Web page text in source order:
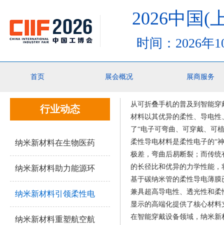
2026中国(
时间：2026年
首页 展会概况 展商服务
你的位置：首页 >行业动态>纳米新材料引领柔性电子产业的未来变革
行业动态
纳米新材料在生物医药
纳米新材料助力能源环
纳米新材料引领柔性电
纳米新材料重塑航空航
从可折叠手机的普及到智能
材料以其优异的柔性、导电
了“电子可弯曲、可穿戴、可
柔性导电材料是柔性电子的“
极差，弯曲后易断裂；而传
的长径比和优异的力学性能
基于碳纳米管的柔性导电薄
兼具超高导电性、透光性和
显示的高端化提供了核心材料
在智能穿戴设备领域，纳米